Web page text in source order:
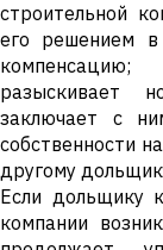
строительной
его решением
компенсацию;
разыскивает
заключает с
собственности
другому
Если дольщику
компании